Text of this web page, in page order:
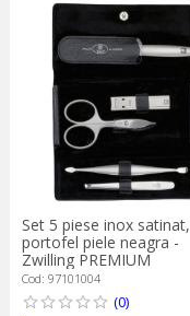
Set 5 piese inox satinat,
portofel piele neagra -
Zwilling PREMIUM
Cod: 97101004
(0)